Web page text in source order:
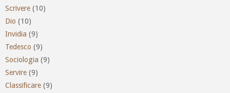
Scrivere (10)
Dio (10)
Invidia (9)
Tedesco (9)
Sociologia (9)
Servire (9)
Classificare (9)